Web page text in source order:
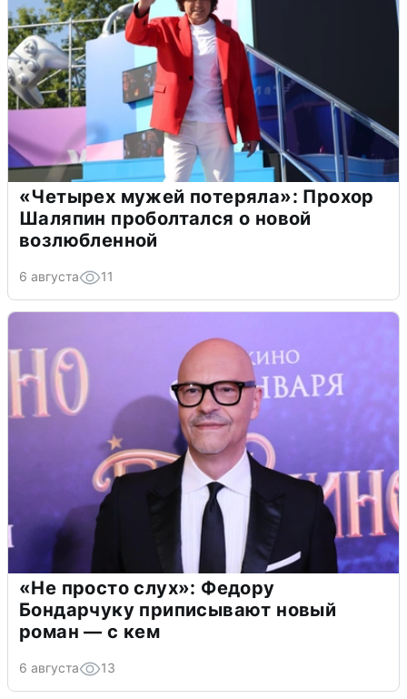
«Четырех мужей потеряла»: Прохор
Шаляпин проболтался о новой
возлюбленной
6 августа 11
«Не просто слух»: Федору
Бондарчуку приписывают новый
роман — с кем
6 августа 13